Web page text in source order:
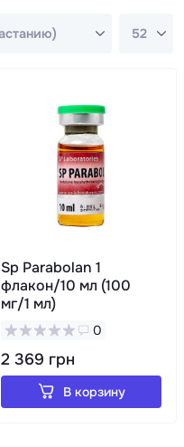
Sp Parabolan 1
флакон/10 мл (100
мг/1 мл)
0
2 369 грн
В корзину